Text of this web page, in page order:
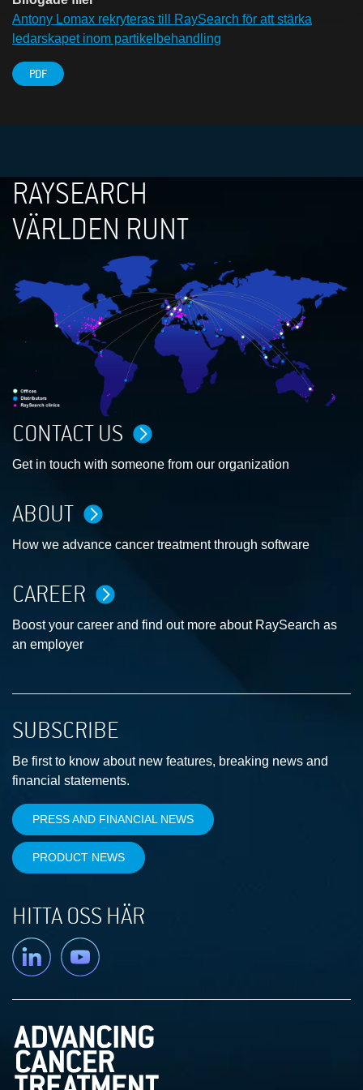
Antony Lomax rekryteras till RaySearch för att stärka
ledarskapet inom partikelbehandling
PDF
RAYSEARCH
VÄRLDEN RUNT
CONTACT US
Get in touch with someone from our organization
ABOUT
How we advance cancer treatment through software
CAREER
Boost your career and find out more about RaySearch as
an employer
SUBSCRIBE
Be first to know about new features, breaking news and
financial statements.
PRESS AND FINANCIAL NEWS
PRODUCT NEWS
HITTA OSS HÄR
Linkedin YouTube